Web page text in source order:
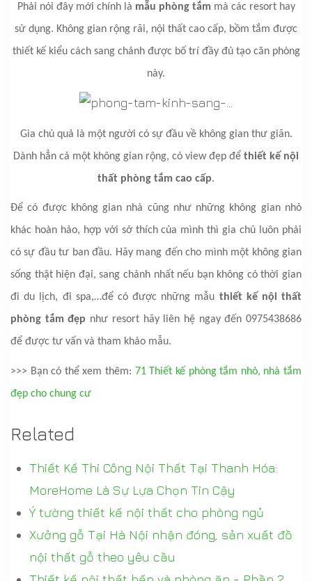
Phải nói đây mới chính là mẫu phòng tắmmà các resort hay
sử dụng. Không gian rộng rãi, nội thất cao cấp, bồm tắm được
thiết kế kiểu cách sang chảnh được bố trí đầy đủ tạo căn phòng
này.
Gia chủ quả là một người có sự đầu về không gian thư giãn.
Dành hẳn cả một không gian rộng, có view đẹp để thiết kế nội
thất phòng tắm cao cấp.
Để có được không gian nhà cũng như những không gian nhỏ
khác hoàn hảo, hợp với sở thích của mình thì gia chủ luôn phải
có sự đầu tư ban đầu. Hãy mang đến cho mình một không gian
sống thật hiện đại, sang chảnh nhất nếu bạn không có thời gian
đi du lịch, đi spa,…để có được những mẫu thiết kế nội thất
phòng tắm đẹp như resort hãy liên hệ ngay đến 0975438686
để được tư vấn và tham khảo mẫu.
>>> Bạn có thể xem thêm: 71 Thiết kế phòng tắm nhỏ, nhà tắm
đẹp cho chung cư
Related
Thiết Kế Thi Công Nội Thất Tại Thanh Hóa:
MoreHome Là Sự Lựa Chọn Tin Cậy
Ý tường thiết kế nội thất cho phòng ngủ
Xưởng gỗ Tại Hà Nội nhận đóng, sản xuất đồ
nội thất gỗ theo yêu cầu